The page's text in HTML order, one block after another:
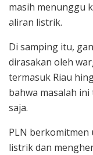
masih menunggu
aliran listrik.
Di samping itu,
dirasakan oleh
termasuk Riau
bahwa masalah
saja.
PLN berkomitmen
listrik dan